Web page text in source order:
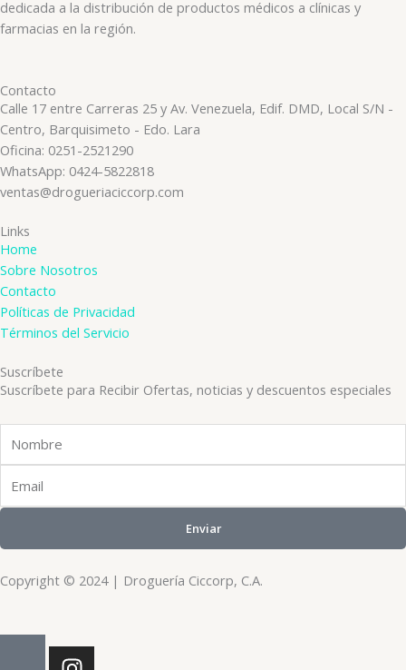
dedicada a la distribución de productos médicos a clínicas y
farmacias en la región.
Contacto
Calle 17 entre Carreras 25 y Av. Venezuela, Edif. DMD, Local S/N -
Centro, Barquisimeto - Edo. Lara
Oficina: 0251-2521290
WhatsApp: 0424-5822818
ventas@drogueriaciccorp.com
Links
Home
Sobre Nosotros
Contacto
Políticas de Privacidad
Términos del Servicio
Suscríbete
Suscríbete para Recibir Ofertas, noticias y descuentos especiales
Enviar
Copyright © 2024 | Droguería Ciccorp, C.A.
I